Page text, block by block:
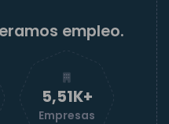
empleo.
5,52K+
Empresas